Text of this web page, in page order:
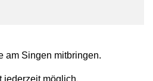
am Singen mitbringen.